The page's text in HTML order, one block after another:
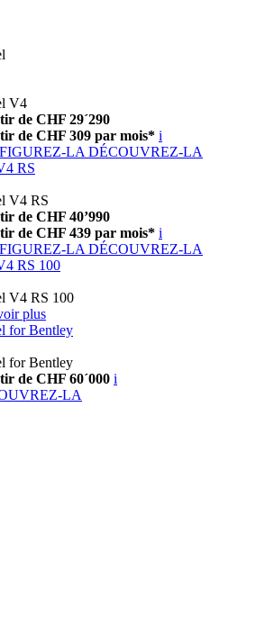
V4
de CHF 29´290
de CHF 309 par mois* i
LA DÉCOUVREZ-LA
RS
V4 RS
de CHF 40’990
de CHF 439 par mois* i
LA DÉCOUVREZ-LA
RS 100
V4 RS 100
plus
for Bentley
for Bentley
de CHF 60´000 i
LA